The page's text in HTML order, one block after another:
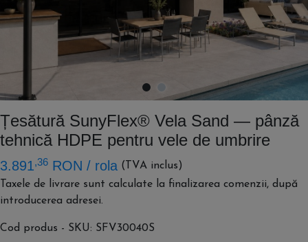
Țesătură SunyFlex® Vela Sand — pânză
tehnică HDPE pentru vele de umbrire
3.891,36 RON / rola (TVA inclus)
Taxele de livrare sunt calculate la finalizarea comenzii, după
introducerea adresei.
Cod produs - SKU SFV30040S